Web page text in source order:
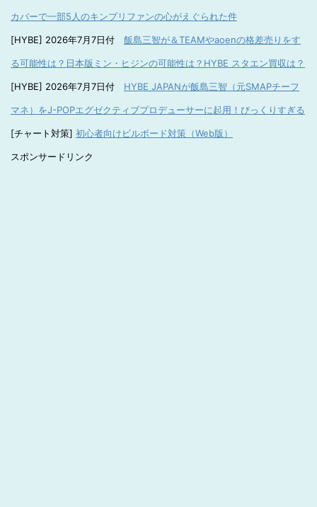
カバーで一部5人のキンプリファンの心がえぐられた件
[HYBE] 2026年7月7日付 飯島三智が＆TEAMやaoenの格差売りをす
る可能性は？日本版ミン・ヒジンの可能性は？HYBE スタエン買収は？
[HYBE] 2026年7月7日付 HYBE JAPANが飯島三智（元SMAPチーフ
マネ）をJ-POPエグゼクティブプロデューサーに起用！びっくりすぎる
[チャート対策] 初心者向けビルボード対策（Web版）
スポンサードリンク